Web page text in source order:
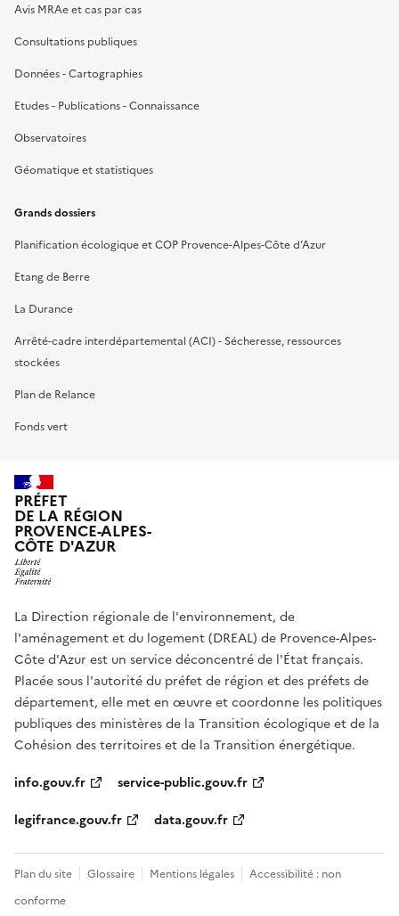
Avis MRAe et cas par cas
Consultations publiques
Données - Cartographies
Etudes - Publications - Connaissance
Observatoires
Géomatique et statistiques
Grands dossiers
Planification écologique et COP Provence-Alpes-Côte d’Azur
Etang de Berre
La Durance
Arrêté-cadre interdépartemental (ACI) - Sécheresse, ressources
stockées
Plan de Relance
Fonds vert
PRÉFET
DE LA RÉGION
PROVENCE-ALPES-
CÔTE D'AZUR
La Direction régionale de l'environnement, de
l'aménagement et du logement (DREAL) de Provence-Alpes-
Côte d'Azur est un service déconcentré de l'État français.
Placée sous l'autorité du préfet de région et des préfets de
département, elle met en œuvre et coordonne les politiques
publiques des ministères de la Transition écologique et de la
Cohésion des territoires et de la Transition énergétique.
info.gouv.fr
service-public.gouv.fr
legifrance.gouv.fr
data.gouv.fr
Plan du site Glossaire Mentions légales
Accessibilité : non
conforme